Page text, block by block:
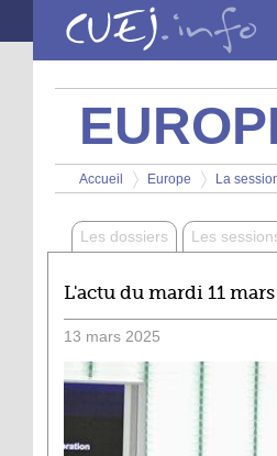
Aller au contenu principal
Vous êtes ici
Accueil
>
Europe
>
La
Les dossiers Les
L'actu du mardi 11
13 mars 2025